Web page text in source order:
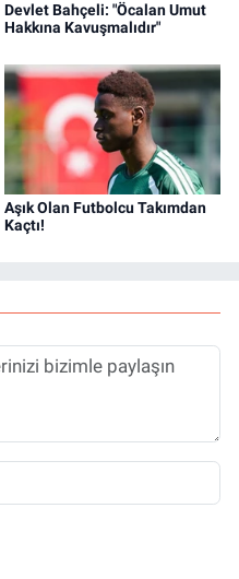
Devlet Bahçeli: "Öcalan Umut
Hakkına Kavuşmalıdır"
Aşık Olan Futbolcu Takımdan
Kaçtı!